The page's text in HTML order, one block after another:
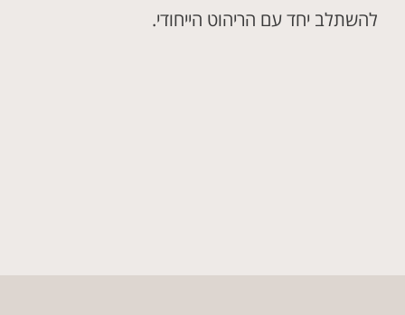
להשתלב יחד עם הריהוט הייחודי.